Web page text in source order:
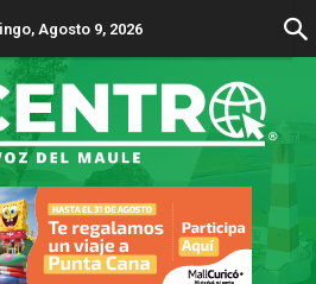
Agosto 9, 2026